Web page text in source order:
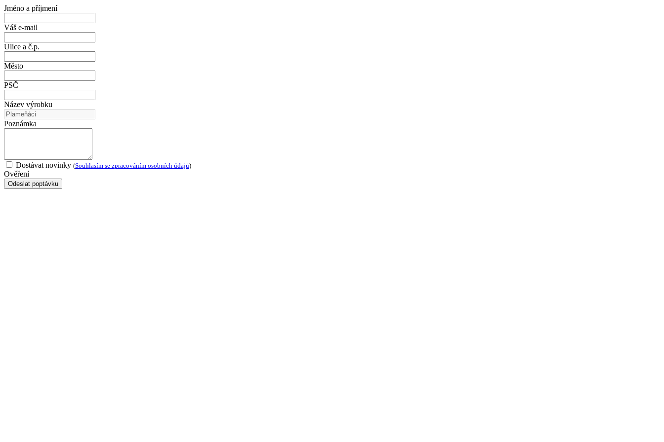
Jméno a příjmení
Váš e-mail
Ulice a č.p.
Město
PSČ
Název výrobku
Poznámka
Dostávat novinky (Souhlasím se zpracováním osobních údajů)
Ověření